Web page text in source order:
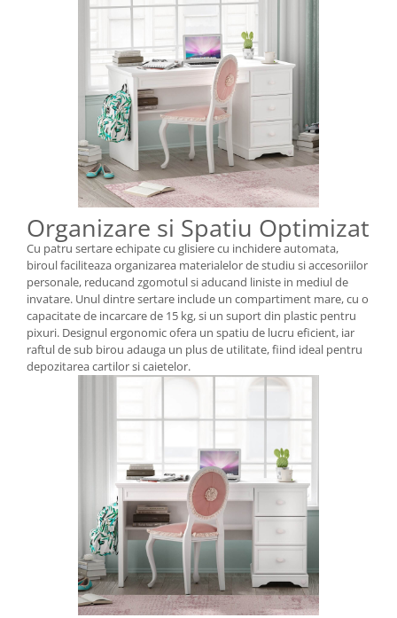
Organizare si Spatiu Optimizat
Cu patru sertare echipate cu glisiere cu inchidere automata,
biroul faciliteaza organizarea materialelor de studiu si accesoriilor
personale, reducand zgomotul si aducand liniste in mediul de
invatare. Unul dintre sertare include un compartiment mare, cu o
capacitate de incarcare de 15 kg, si un suport din plastic pentru
pixuri. Designul ergonomic ofera un spatiu de lucru eficient, iar
raftul de sub birou adauga un plus de utilitate, fiind ideal pentru
depozitarea cartilor si caietelor.